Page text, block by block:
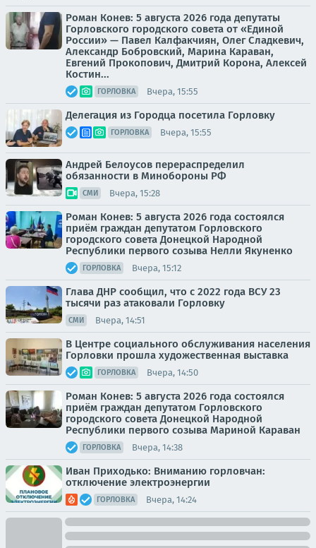
Роман Конев: 5 августа 2026 года депутаты
Горловского городского совета от «Единой
России» — Павел Калфакчиян, Олег Сладкевич,
Александр Бобровский, Марина Караван,
Евгений Прокопович, Дмитрий Корона, Алексей
Костин...
ГОРЛОВКА Вчера, 15:55
Делегация из Городца посетила Горловку
ГОРЛОВКА Вчера, 15:55
Андрей Белоусов перераспределил
обязанности в Минобороны РФ
СМИ Вчера, 15:28
Роман Конев: 5 августа 2026 года состоялся
приём граждан депутатом Горловского
городского совета Донецкой Народной
Республики первого созыва Нелли Якуненко
ГОРЛОВКА Вчера, 15:12
Глава ДНР сообщил, что с 2022 года ВСУ 23
тысячи раз атаковали Горловку
СМИ Вчера, 14:51
В Центре социального обслуживания населения
Горловки прошла художественная выставка
ГОРЛОВКА Вчера, 14:50
Роман Конев: 5 августа 2026 года состоялся
приём граждан депутатом Горловского
городского совета Донецкой Народной
Республики первого созыва Мариной Караван
ГОРЛОВКА Вчера, 14:38
Иван Приходько: Вниманию горловчан:
отключение электроэнергии
ГОРЛОВКА Вчера, 14:24